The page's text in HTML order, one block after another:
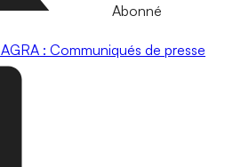
Abonné
AGRA : Communiqués de presse